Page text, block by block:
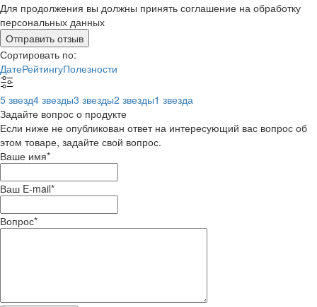
Для продолжения вы должны принять соглашение на обработку
персональных данных
Отправить отзыв
Сортировать по:
ДатеРейтингуПолезности
5 звезд4 звезды3 звезды2 звезды1 звезда
Задайте вопрос о продукте
Если ниже не опубликован ответ на интересующий вас вопрос об
этом товаре, задайте свой вопрос.
Ваше имя*
Ваш E-mail*
Вопрос*